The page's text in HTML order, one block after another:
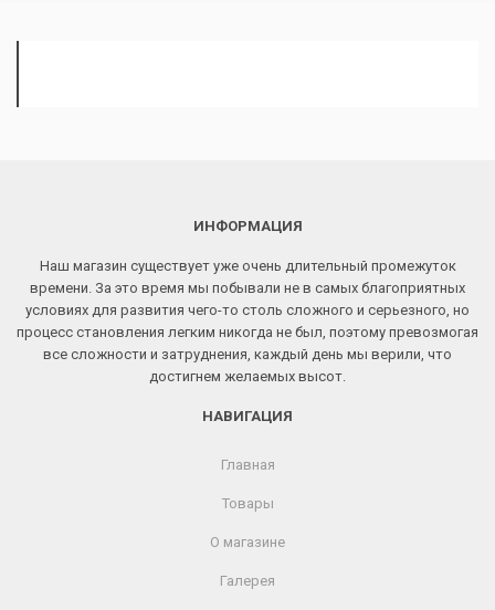
ИНФОРМАЦИЯ
Наш магазин существует уже очень длительный промежуток
времени. За это время мы побывали не в самых благоприятных
условиях для развития чего-то столь сложного и серьезного, но
процесс становления легким никогда не был, поэтому превозмогая
все сложности и затруднения, каждый день мы верили, что
достигнем желаемых высот.
НАВИГАЦИЯ
Главная
Товары
О магазине
Галерея